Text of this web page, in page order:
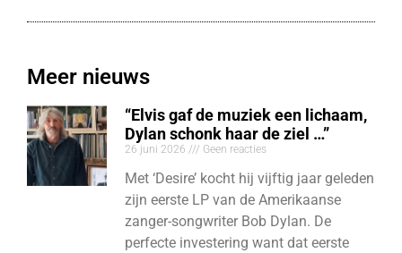
Meer nieuws
“Elvis gaf de muziek een lichaam,
Dylan schonk haar de ziel …”
26 juni 2026 Geen reacties
Met ‘Desire’ kocht hij vijftig jaar geleden
zijn eerste LP van de Amerikaanse
zanger-songwriter Bob Dylan. De
perfecte investering want dat eerste